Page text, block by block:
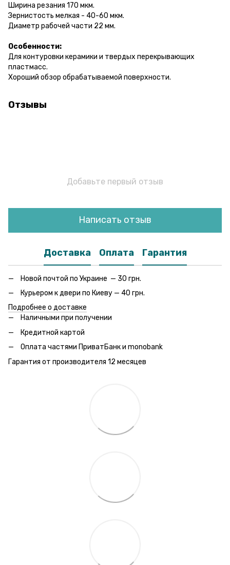
Ширина резания 170 мкм.
Зернистость мелкая - 40-60 мкм.
Диаметр рабочей части 22 мм.
Особенности:
Для контуровки керамики и твердых перекрывающих
пластмасс.
Хороший обзор обрабатываемой поверхности.
Отзывы
Добавьте первый отзыв
Написать отзыв
Доставка Оплата Гарантия
Новой почтой по Украине — 30 грн.
Курьером к двери по Киеву — 40 грн.
Подробнее о доставке
Наличными при получении
Кредитной картой
Оплата частями ПриватБанк и monobank
Гарантия от производителя 12 месяцев